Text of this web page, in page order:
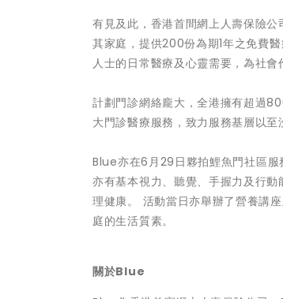
有見及此，香港首間網上人壽保險公
其家庭，提供200份為期1年之免費
人士的日常醫療及心靈需要，為社會
計劃門診網絡龐大，全港擁有超過
大門診醫療服務，致力服務基層以
Blue亦在6月29日夥拍鯉魚門社區服
亦有基本視力、聽覺、手握力及行
理健康。 活動當日亦舉辦了營養講
庭的生活質素。
關於Blue